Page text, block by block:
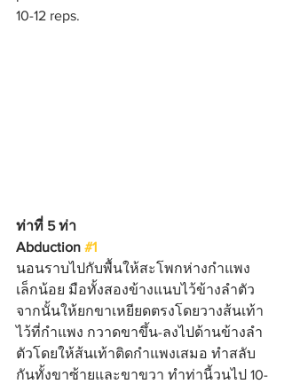
10-12 reps.
ท่าที่ 5 ท่า
Abduction #1
นอนราบไปกับพื้นให้สะโพกห่างกำแพง
เล็กน้อย มือทั้งสองข้างแนบไว้ข้างลำตัว
จากนั้นให้ยกขาเหยียดตรงโดยวางส้นเท้า
ไว้ที่กำแพง กวาดขาขึ้น-ลงไปด้านข้างลำ
ตัวโดยให้ส้นเท้าติดกำแพงเสมอ ทำสลับ
กันทั้งขาซ้ายและขาขวา ทำท่านี้วนไป 10-